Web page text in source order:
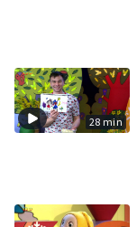
28 min